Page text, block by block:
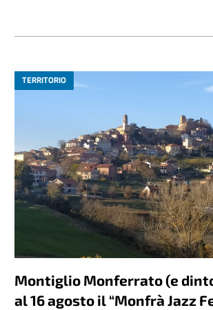
TERRITORIO
Montiglio Monferrato (e
al 16 agosto il “Monfrà Jazz